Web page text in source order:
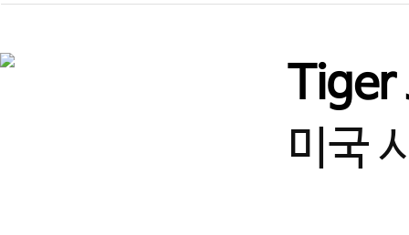
Tiger
미국
경기 즐겁게 일하고, 함께 성장
(급구) 정사범님, 보조사